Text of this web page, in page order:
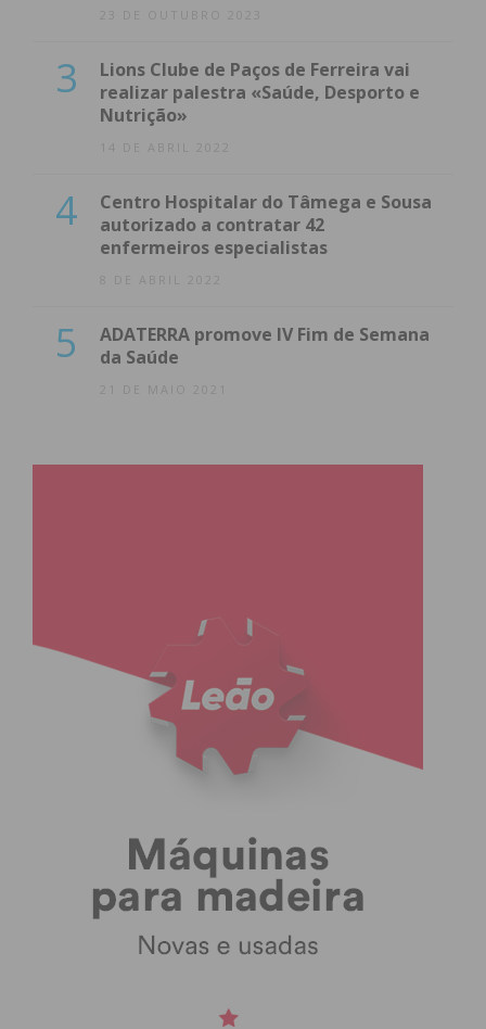
23 DE OUTUBRO 2023
3
Lions Clube de Paços de Ferreira vai
realizar palestra «Saúde, Desporto e
Nutrição»
14 DE ABRIL 2022
4
Centro Hospitalar do Tâmega e Sousa
autorizado a contratar 42
enfermeiros especialistas
8 DE ABRIL 2022
5
ADATERRA promove IV Fim de Semana
da Saúde
21 DE MAIO 2021